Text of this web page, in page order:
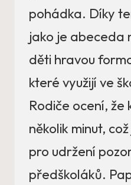
pohádka. Díky
jako je abeceda
děti hravou
které využijí ve
Rodiče ocení,
několik minut,
pro udržení
předškoláků.